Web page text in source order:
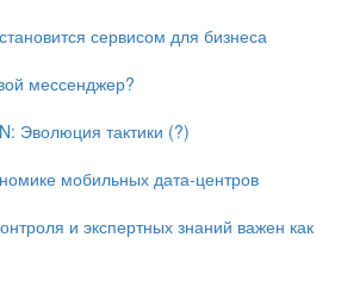
сервисом для бизнеса
мессенджер?
Эволюция тактики (?)
мобильных дата-центров
и экспертных знаний важен как